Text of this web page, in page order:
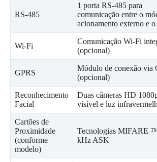
RS-485
1 porta RS-485 para
comunicação entre o
acionamento externo e
Wi-Fi
Comunicação Wi-Fi
(opcional)
GPRS
Módulo de conexão via
(opcional)
Reconhecimento
Facial
Duas câmeras HD
visível e luz
Cartões de
Proximidade
(conforme
modelo)
Tecnologias MIFARE
kHz ASK